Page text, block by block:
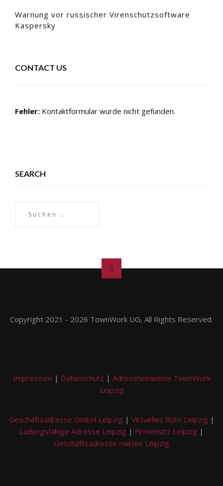
Warnung vor russischer Virenschutzsoftware
Kaspersky
CONTACT US
Fehler: Kontaktformular wurde nicht gefunden.
SEARCH
Copyright 2021 - 2026 TownWork UG, All Rights Reserved.
Impressum | Datenschutz | Adressheinweise TownWork
Leipzig
Geschäftsadresse GmbH Leipzig | Virtuelles Büro Leipzig |
Ladungsfähige Adresse Leipzig | Firmensitz Leipzig |
Geschäftsadresse mieten Leipzig